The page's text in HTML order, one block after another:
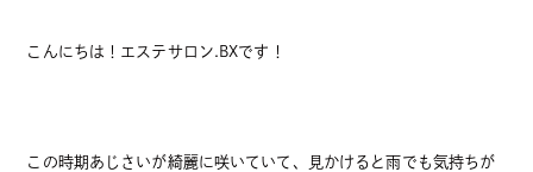
FAQ CONTACT
こんにちは！エステサロン.BXです！
この時期あじさいが綺麗に咲いていて、見かけると雨でも気持ちが